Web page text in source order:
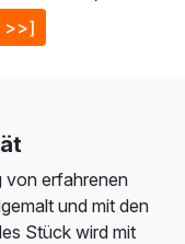
>>]
von erfahrenen
und mit den
Stück wird mit